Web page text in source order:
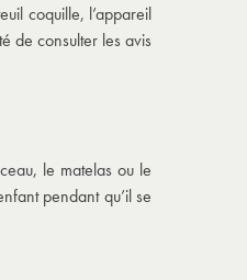
coquille, l’appareil
de consulter les avis
le matelas ou le
pendant qu’il se